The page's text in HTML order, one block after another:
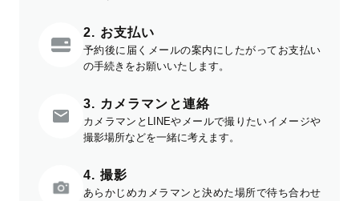
2. お支払い
予約後に届くメールの案内にしたがってお支払い
の手続きをお願いいたします。
3. カメラマンと連絡
カメラマンとLINEやメールで撮りたいイメージや
撮影場所などを一緒に考えます。
4. 撮影
あらかじめカメラマンと決めた場所で待ち合わせ